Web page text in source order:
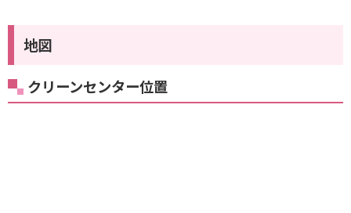
地図
クリーンセンター位置